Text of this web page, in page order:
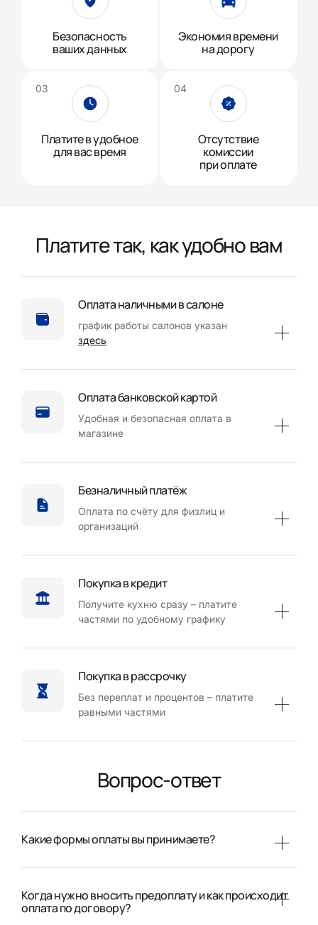
Безопасность
ваших данных
Экономия времени
на дорогу
Платите в удобное
для вас время
Отсутствие
комиссии
при оплате
Платите так, как удобно вам
Оплата наличными в салоне
график работы салонов указан
здесь
Оплата банковской картой
Удобная и безопасная оплата в
магазине
Безналичный платёж
Оплата по счёту для физлиц и
организаций
Покупка в кредит
Получите кухню сразу – платите
частями по удобному графику
Покупка в рассрочку
Без переплат и процентов – платите
равными частями
Вопрос-ответ
Какие формы оплаты вы принимаете?
Когда нужно вносить предоплату и как происходит
оплата по договору?